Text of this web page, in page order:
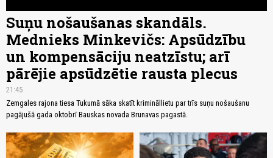
Suņu nošaušanas skandāls.
Mednieks Minkevičs: Apsūdzību
un kompensāciju neatzīstu; arī
pārējie apsūdzētie rausta plecus
21:45
Zemgales rajona tiesa Tukumā sāka skatīt krimināllietu par trīs suņu nošaušanu
pagājušā gada oktobrī Bauskas novada Brunavas pagastā.